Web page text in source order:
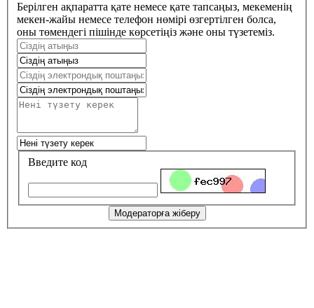
Берілген ақпаратта қате немесе қате тапсаңыз, мекеменің
мекен-жайы немесе телефон нөмірі өзгертілген болса,
оны төмендегі пішінде көрсетіңіз және оны түзетеміз.
Введите код
Модераторға жіберу